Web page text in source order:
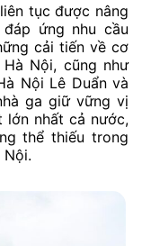
tục được nâng
ứng nhu cầu
cải tiến về cơ
Nội, cũng như
Nội Lê Duẩn và
ga giữ vững vị
lớn nhất cả nước,
thể thiếu trong